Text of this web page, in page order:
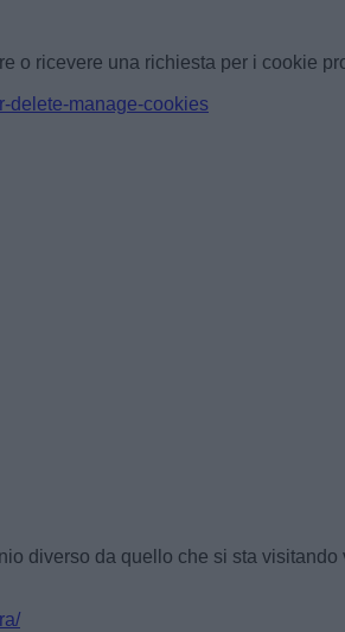
o ricevere una richiesta per i cookie
delete-manage-cookies
diverso da quello che si sta visitando